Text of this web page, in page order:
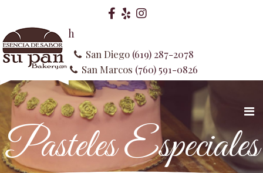
English
San Diego (619) 287-2078
San Marcos (760) 591-0826
Pasteles Especiales